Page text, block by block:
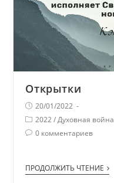
Открытки
20/01/2022
2022 / Духовная война
0 комментариев
ПРОДОЛЖИТЬ ЧТЕНИЕ